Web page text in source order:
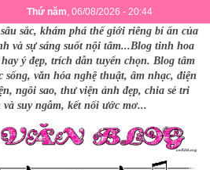
Thứ năm, 06/08/2026 - 20:44
sắc, khám phá thế giới riêng bí ẩn của
và sự sáng suốt nội tâm...Blog tinh hoa
ý đẹp, trích dẫn tuyển chọn. Blog tâm
văn hóa nghệ thuật, âm nhạc, điện
ngôi sao, thư viện ảnh đẹp, chia sẻ tri
suy ngẫm, kết nối ước mơ...